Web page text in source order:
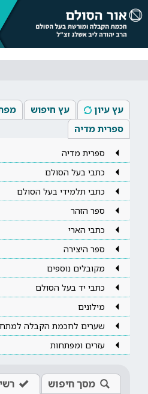
עץ עיון עץ חיפוש
ספרית מדיה
ספרית מדיה
כתבי בעל הסולם
כתבי תלמידי בעל הסולם
ספר הזהר
כתבי הארי
ספר היצירה
מקובלים נוספים
כתבי יד בעל הסולם
מילונים
שערים לחכמת הקבלה
עזרים ומפתחות
מסך חיפוש